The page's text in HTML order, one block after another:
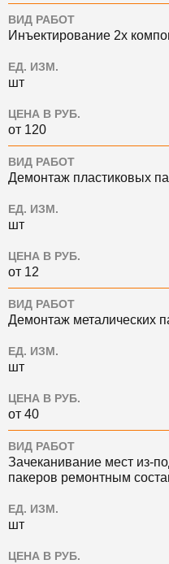
ВИД РАБОТ
Инъектирование 2х
ЕД. ИЗМ.
шт
ЦЕНА В РУБ.
от 120
ВИД РАБОТ
Демонтаж пластиковых
ЕД. ИЗМ.
шт
ЦЕНА В РУБ.
от 12
ВИД РАБОТ
Демонтаж металических
ЕД. ИЗМ.
шт
ЦЕНА В РУБ.
от 40
ВИД РАБОТ
Зачеканивание мест из-
пакеров ремонтным
ЕД. ИЗМ.
шт
ЦЕНА В РУБ.